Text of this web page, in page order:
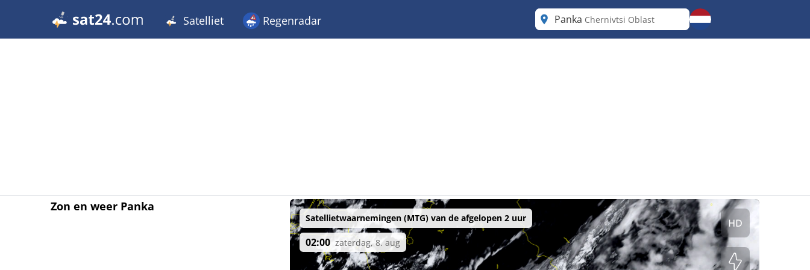
Satelliet Regenradar Panka Chernivtsi Oblast
Zon en weer Panka
Satellietwaarnemingen (MTG) van de afgelopen 2 uur
02:00 zaterdag, 8. aug